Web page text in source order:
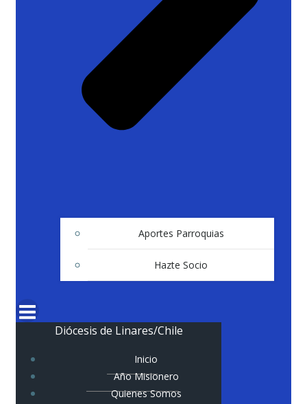
Aportes Parroquias
Hazte Socio
Diócesis de Linares/Chile
Inicio
Año Misionero
Quienes Somos